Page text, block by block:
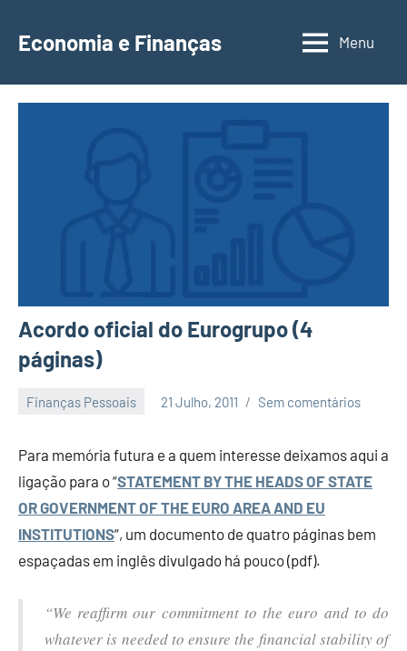
para
conteúdo
Economia e Finanças
Depósitos
Menu
Acordo oficial do Eurogrupo (4
páginas)
Finanças Pessoais 21 Julho, 2011
Economia
Finanças
Sem comentários
Para memória futura e a quem interesse deixamos aqui a
ligação para o “STATEMENT BY THE HEADS OF STATE
OR GOVERNMENT OF THE EURO AREA AND EU
INSTITUTIONS“, um documento de quatro páginas bem
espaçadas em inglês divulgado há pouco (pdf).
“We reaffirm our commitment to the euro and to do
whatever is needed to ensure the financial stability of